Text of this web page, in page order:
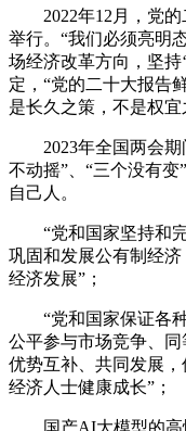
2022年12月，党的
举行。“我们必须亮明
场经济改革方向，坚持
定，“党的二十大报告
是长久之策，不是权宜
2023年全国两会期
不动摇”、“三个没有
自己人。
“党和国家坚持和完
巩固和发展公有制经
经济发展”；
“党和国家保证各种
公平参与市场竞争、
优势互补、共同发展
经济人士健康成长”；